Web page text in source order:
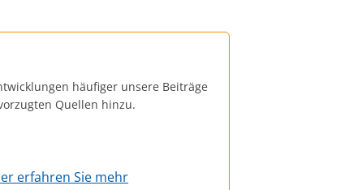
häufiger unsere Beiträge
Quellen hinzu.
erfahren Sie mehr